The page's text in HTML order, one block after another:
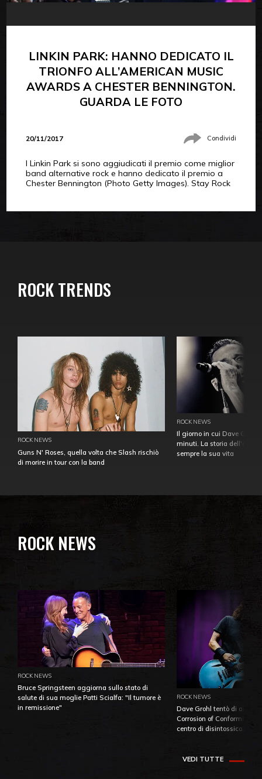
LINKIN PARK: HANNO DEDICATO IL
TRIONFO ALL’AMERICAN MUSIC
AWARDS A CHESTER BENNINGTON.
GUARDA LE FOTO
20/11/2017 Condividi
I Linkin Park si sono aggiudicati il premio come miglior
band alternative rock e hanno dedicato il premio a
Chester Bennington (Photo Getty Images). Stay Rock
ROCK TRENDS
ROCK NEWS
Guns N' Roses, quella volta che Slash rischiò
di morire in tour con la band
ROCK NEWS
Il giorno in cui Dave
minuti. La storia
sempre la sua vita
ROCK NEWS
ROCK NEWS
Bruce Springsteen aggiorna sullo stato di
salute di sua moglie Patti Scialfa: "Il tumore è
in remissione"
ROCK NEWS
Dave Grohl tentò di
Corrosion of Conformity
centro di
VEDI TUTTE